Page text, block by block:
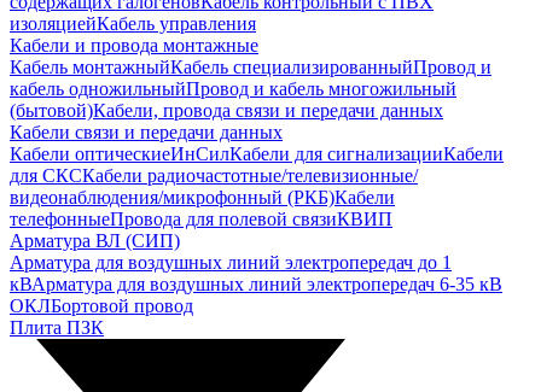
изоляциейКабель управления
Кабели и провода монтажные
Кабель монтажныйКабель специализированныйПровод и
кабель одножильныйПровод и кабель многожильный
(бытовой)Кабели, провода связи и передачи данных
Кабели связи и передачи данных
Кабели оптическиеИнСилКабели для сигнализацииКабели
для СКСКабели радиочастотные/телевизионные/
видеонаблюдения/микрофонный (РКБ)Кабели
телефонныеПровода для полевой связиКВИП
Арматура ВЛ (СИП)
Арматура для воздушных линий электропередач до 1
кВАрматура для воздушных линий электропередач 6-35 кВ
ОКЛБортовой провод
Плита ПЗК